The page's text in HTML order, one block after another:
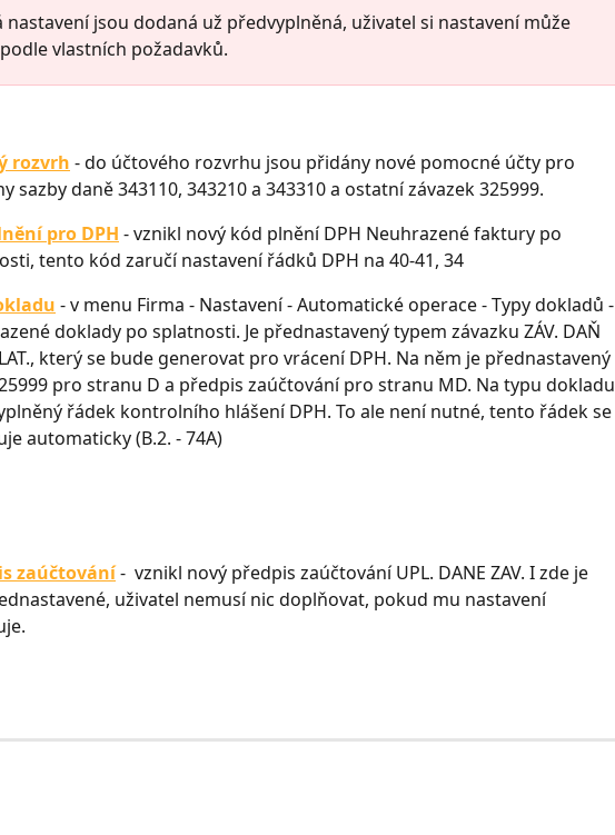
nastavení jsou dodaná už předvyplněná, uživatel si nastavení může
vlastních požadavků.
rozvrh - do účtového rozvrhu jsou přidány nové pomocné účty pro
sazby daně 343110, 343210 a 343310 a ostatní závazek 325999.
pro DPH - vznikl nový kód plnění DPH Neuhrazené faktury po
tento kód zaručí nastavení řádků DPH na 40-41, 34
- v menu Firma - Nastavení - Automatické operace - Typy dokladů -
doklady po splatnosti. Je přednastavený typem závazku ZÁV. DAŇ
který se bude generovat pro vrácení DPH. Na něm je přednastavený
pro stranu D a předpis zaúčtování pro stranu MD. Na typu dokladu
řádek kontrolního hlášení DPH. To ale není nutné, tento řádek se
automaticky (B.2. - 74A)
zaúčtování -  vznikl nový předpis zaúčtování UPL. DANE ZAV. I zde je
uživatel nemusí nic doplňovat, pokud mu nastavení